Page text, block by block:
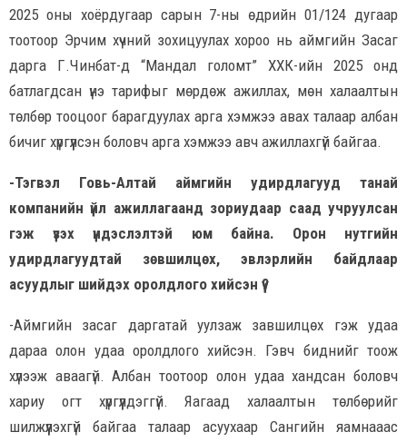
2025 оны хоёрдугаар сарын 7-ны өдрийн 01/124 дугаар
тоотоор Эрчим хүчний зохицуулах хороо нь аймгийн Засаг
дарга Г.Чинбат-д “Мандал голомт” ХХК-ийн 2025 онд
батлагдсан үнэ тарифыг мөрдөж ажиллах, мөн халаалтын
төлбөр тооцоог барагдуулах арга хэмжээ авах талаар албан
бичиг хүргүүлсэн боловч арга хэмжээ авч ажиллахгүй байгаа.
-Тэгвэл Говь-Алтай аймгийн удирдлагууд танай
компанийн үйл ажиллагаанд зориудаар саад учруулсан
гэж үзэх үндэслэлтэй юм байна. Орон нутгийн
удирдлагуудтай зөвшилцөх, эвлэрлийн байдлаар
асуудлыг шийдэх оролдлого хийсэн үү?
-Аймгийн засаг даргатай уулзаж завшилцөх гэж удаа
дараа олон удаа оролдлого хийсэн. Гэвч биднийг тоож
хүлээж аваагүй. Албан тоотоор олон удаа хандсан боловч
хариу огт хүргүүлдэггүй. Яагаад халаалтын төлбөрийг
шилжүүлэхгүй байгаа талаар асуухаар Сангийн яамнааас